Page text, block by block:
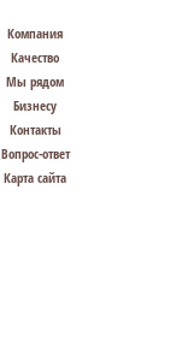
Компания
Качество
Мы рядом
Бизнесу
Контакты
Вопрос-ответ
Карта сайта